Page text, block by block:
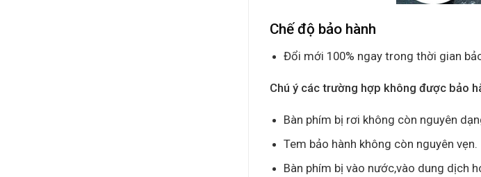
Chế độ bảo hành
Đổi mới 100% ngay trong thời gian
Chú ý các trường hợp không được bảo
Bàn phím bị rơi không còn nguyên
Tem bảo hành không còn nguyên vẹn.
Bàn phím bị vào nước,vào dung dịch